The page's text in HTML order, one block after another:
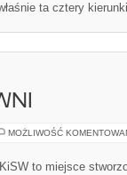
ta cztery
MOŻLIWOŚĆ
to miejsce